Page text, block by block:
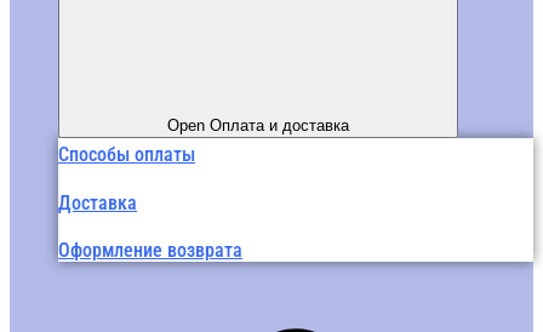
Open Оплата и доставка
Способы оплаты
Доставка
Оформление возврата